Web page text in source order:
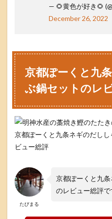
— 🌻黄色が好き🌻
December 26, 2022
京都ぽーくと九
ぶ鍋セットのレ
京都ぽーくと九条ネギのだし
ビュー総評
たびまる
京都ぽーくと九
のレビュー総評で